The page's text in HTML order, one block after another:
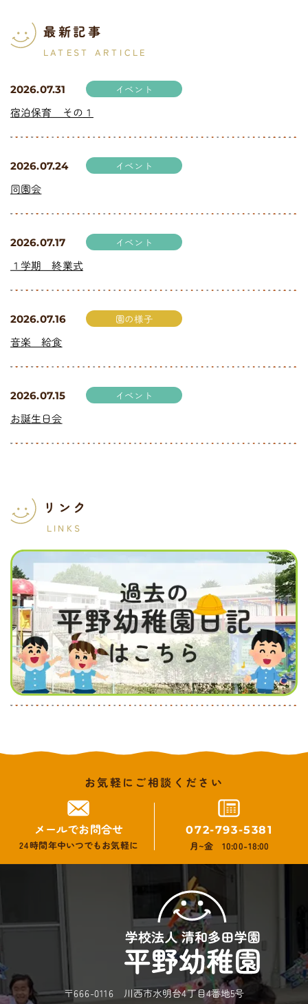
最新記事
LATEST ARTICLE
2026.07.31 イベント
宿泊保育 その１
2026.07.24 イベント
同園会
2026.07.17 イベント
１学期 終業式
2026.07.16 園の様子
音楽 給食
2026.07.15 イベント
お誕生日会
リンク
LINKS
お気軽にご相談ください
メールでお問合せ
24時間年中いつでもお気軽に
072-793-5381
月~金 10:00-18:00
〒666-0116 川西市水明台4丁目4番地5号